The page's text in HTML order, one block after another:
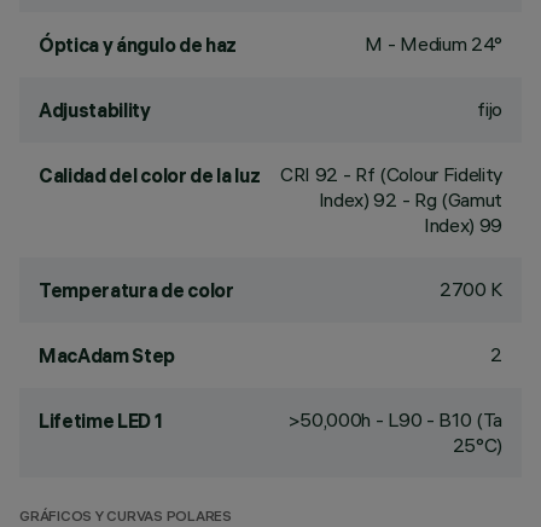
Óptica y ángulo de haz M - Medium 24°
Adjustability fijo
Calidad del color de la luz CRI 92 - Rf (Colour Fidelity
Index) 92 - Rg (Gamut
Index) 99
Temperatura de color 2700 K
MacAdam Step 2
Lifetime LED 1
>50,000h - L90 - B10 (Ta
25°C)
GRÁFICOS Y CURVAS POLARES